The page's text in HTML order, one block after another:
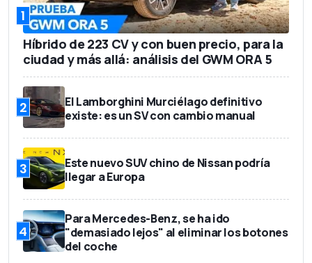
1
Híbrido de 223 CV y con buen precio, para la
ciudad y más allá: análisis del GWM ORA 5
2
El Lamborghini Murciélago definitivo
existe: es un SV con cambio manual
3
Este nuevo SUV chino de Nissan podría
llegar a Europa
4
Para Mercedes-Benz, se ha ido
"demasiado lejos" al eliminar los botones
del coche